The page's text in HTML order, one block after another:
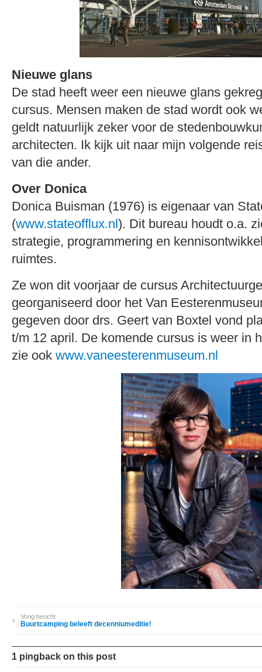
Nieuwe glans
De stad heeft weer een nieuwe glans
cursus. Mensen maken de stad wordt ook
geldt natuurlijk zeker voor de
architecten. Ik kijk uit naar mijn volgende
van die ander.
Over Donica
Donica Buisman (1976) is eigenaar van
(www.stateofflux.nl ). Dit bureau houdt o.a.
strategie, programmering en
ruimtes.
Ze won dit voorjaar de cursus
georganiseerd door het Van
gegeven door drs. Geert van Boxtel vond
t/m 12 april. De komende cursus is weer in
zie ook www.vaneesterenmuseum.nl
Vorig bericht
Buurtcamping beleeft decenniumeditie!
1 pingback on this post